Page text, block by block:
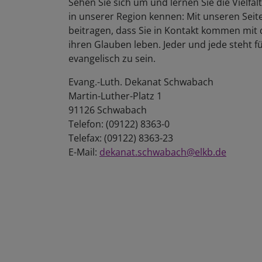
in unserer Region kennen: Mit unseren
beitragen, dass Sie in Kontakt kommen
ihren Glauben leben. Jeder und jede steht
evangelisch zu sein.
Evang.-Luth. Dekanat Schwabach
Martin-Luther-Platz 1
91126 Schwabach
Telefon: (09122) 8363-0
Telefax: (09122) 8363-23
E-Mail: dekanat.schwabach@elkb.de